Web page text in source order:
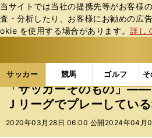
当サイトでは当社の提携先等がお客様
査・分析したり、お客様にお勧めの広
okie を使⽤する場合があります。詳し
サッカー 競馬 ゴルフ
ス
ポ
ル
サッカーの記事一覧 Jリー
「サッカーそのもの」――
Ｊリーグでプレーしてい
2020年03月28日 06:00 公開 2024年04月